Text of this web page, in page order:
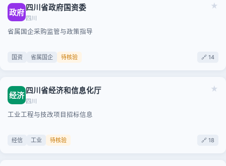
★
政府 四川省政府国资委
四川
省属国企采购监管与政策指导
国资 省属国企 待核验 🔗 14
★
经济 四川省经济和信息化厅
四川
工业工程与技改项目招标信息
经信 工业 待核验 🔗 18